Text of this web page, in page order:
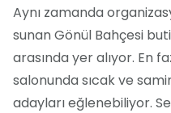
Aynı zamanda
sunan Gönül Bahçesi
arasında yer alıyor. En
salonunda sıcak ve
adayları eğlenebiliyor.